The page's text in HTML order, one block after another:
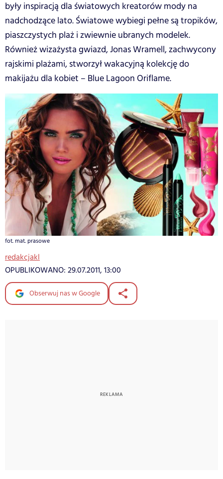
były inspiracją dla światowych kreatorów mody na
nadchodzące lato. Światowe wybiegi pełne są tropików,
piaszczystych plaż i zwiewnie ubranych modelek.
Również wizażysta gwiazd, Jonas Wramell, zachwycony
rajskimi plażami, stworzył wakacyjną kolekcję do
makijażu dla kobiet – Blue Lagoon Oriflame.
fot. mat. prasowe
redakcjakl
OPUBLIKOWANO: 29.07.2011, 13:00
Obserwuj nas w Google